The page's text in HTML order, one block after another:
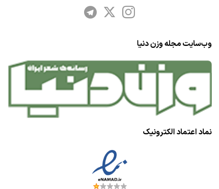
وب‌سایت مجله وزن دنیا
نماد اعتماد الکترونیک